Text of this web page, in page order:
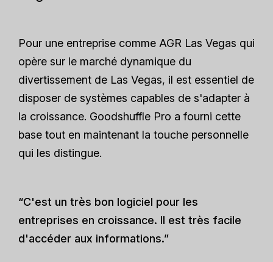
Pour une entreprise comme AGR Las Vegas qui
opère sur le marché dynamique du
divertissement de Las Vegas, il est essentiel de
disposer de systèmes capables de s'adapter à
la croissance. Goodshuffle Pro a fourni cette
base tout en maintenant la touche personnelle
qui les distingue.
“C'est un très bon logiciel pour les
entreprises en croissance. Il est très facile
d'accéder aux informations.”